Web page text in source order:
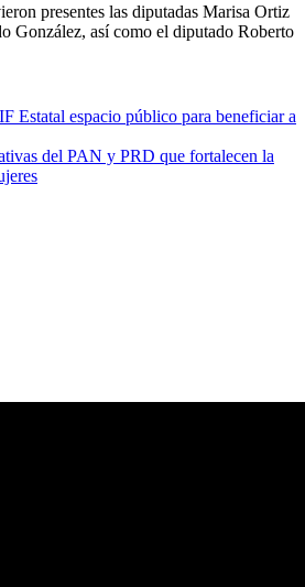
presentes las diputadas Marisa Ortiz
González, así como el diputado Roberto
Estatal espacio público para beneficiar a
del PAN y PRD que fortalecen la